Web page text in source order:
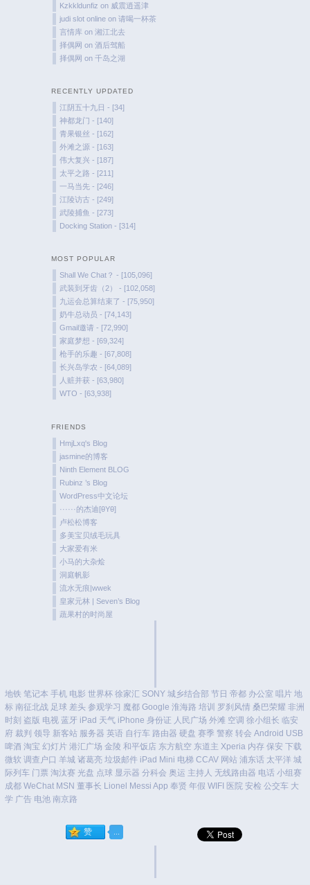
Kzkkldunfiz on 威震逍遥津
judi slot online on请喝一杯茶
言情库 on湘江北去
择偶网 on酒后驾船
择偶网 on千岛之湖
RECENTLY UPDATED
江阴五十九日 - [34]
神都龙门 - [140]
青果银丝 - [162]
外滩之源 - [163]
伟大复兴 - [187]
太平之路 - [211]
一马当先 - [246]
江陵访古 - [249]
武陵捕鱼 - [273]
Docking Station - [314]
MOST POPULAR
Shall We Chat？ - [105,096]
武装到牙齿（2） - [102,058]
九运会总算结束了 - [75,950]
奶牛总动员 - [74,143]
Gmail邀请 - [72,990]
家庭梦想 - [69,324]
枪手的乐趣 - [67,808]
长兴岛学农 - [64,089]
人赃并获 - [63,980]
WTO - [63,938]
FRIENDS
HmjLxq's Blog
jasmine的博客
Ninth Element BLOG
Rubinz ’s Blog
WordPress中文论坛
······的杰迪[θYθ]
卢松松博客
多美宝贝绒毛玩具
大家爱有米
小马的大杂烩
洞庭帆影
流水无痕|wwek
皇家元林 | Seven’s Blog
蔬果村的时尚屋
地铁 笔记本 手机 电影 世界杯 徐家汇 SONY 城乡结合部 节日 帝都 办公室 唱片 地
标 南征北战 足球 差头 参观学习 魔都 Google 淮海路 培训 罗刹风情 桑巴荣耀 非洲
时刻 盗版 电视 蓝牙 iPad 天气 iPhone 身份证 人民广场 外滩 空调 徐小组长 临安
府 裁判 领导 新客站 服务器 英语 自行车 路由器 硬盘 赛季 警察 转会 Android USB
啤酒 淘宝 幻灯片 港汇广场 金陵 和平饭店 东方航空 东道主 Xperia 内存 保安 下载
微软 调查户口 羊城 诸葛亮 垃圾邮件 iPad Mini 电梯 CCAV 网站 浦东话 太平洋 城
际列车 门票 淘汰赛 光盘 点球 显示器 分科会 奥运 主持人 无线路由器 电话 小组赛
成都 WeChat MSN 董事长 Lionel Messi App 奉贤 年假 WIFI 医院 安检 公交车 大
学 广告 电池 南京路